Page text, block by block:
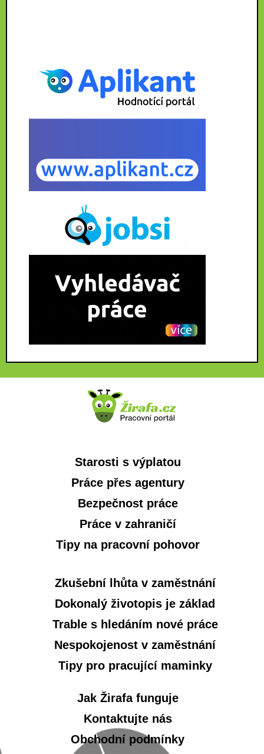
Starosti s výplatou
Práce přes agentury
Bezpečnost práce
Práce v zahraničí
Tipy na pracovní pohovor
Zkušební lhůta v zaměstnání
Dokonalý životopis je základ
Trable s hledáním nové práce
Nespokojenost v zaměstnání
Tipy pro pracující maminky
Jak Žirafa funguje
Kontaktujte nás
Obchodní podmínky